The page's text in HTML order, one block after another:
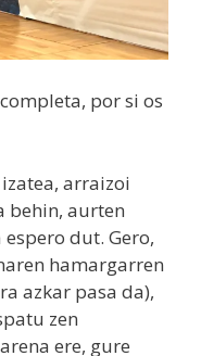
por si os
arraizoi
behin, aurten
dut. Gero,
hamargarren
azkar pasa da),
zen
ere, gure